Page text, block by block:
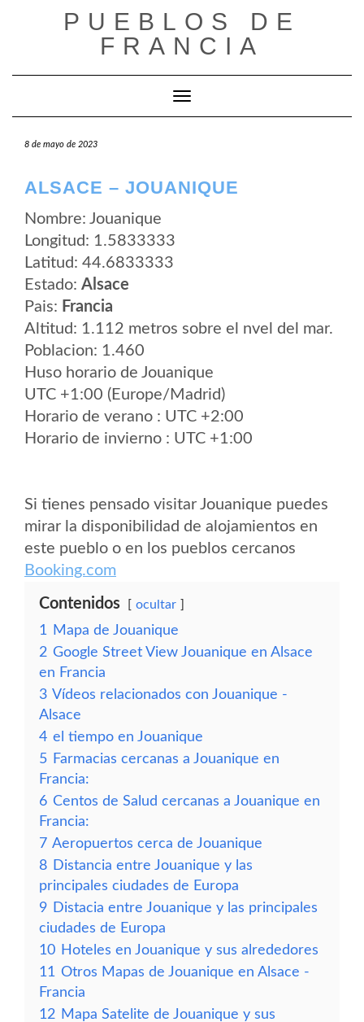
PUEBLOS DE
FRANCIA
Cambiar modo de navegación
8 de mayo de 2023
ALSACE – JOUANIQUE
Nombre: Jouanique
Longitud: 1.5833333
Latitud: 44.6833333
Estado: Alsace
Pais: Francia
Altitud: 1.112 metros sobre el nvel del mar.
Poblacion: 1.460
Huso horario de Jouanique
UTC +1:00 (Europe/Madrid)
Horario de verano : UTC +2:00
Horario de invierno : UTC +1:00
Si tienes pensado visitar Jouanique puedes
mirar la disponibilidad de alojamientos en
este pueblo o en los pueblos cercanos
Booking.com
Contenidos ocultar
1
Mapa de Jouanique
2 Google Street View Jouanique en Alsace
en Francia
3 Vídeos relacionados con Jouanique -
Alsace
4 el tiempo en Jouanique
5 Farmacias cercanas a Jouanique en
Francia:
6 Centos de Salud cercanas a Jouanique en
Francia:
7 Aeropuertos cerca de Jouanique
8 Distancia entre Jouanique y las
principales ciudades de Europa
9 Distacia entre Jouanique y las principales
ciudades de Europa
10 Hoteles en Jouanique y sus alrededores
11 Otros Mapas de Jouanique en Alsace -
Francia
12 Mapa Satelite de Jouanique y sus